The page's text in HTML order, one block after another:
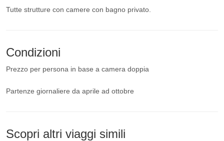
Tutte strutture con camere con bagno privato.
Condizioni
Prezzo per persona in base a camera doppia
Partenze giornaliere da aprile ad ottobre
Scopri altri viaggi simili